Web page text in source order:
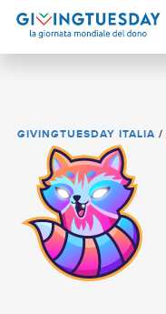
GIVINGTUESDAY ITALIA /